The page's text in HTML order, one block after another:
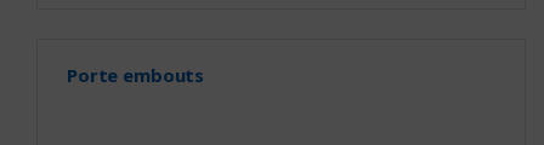
Porte embouts